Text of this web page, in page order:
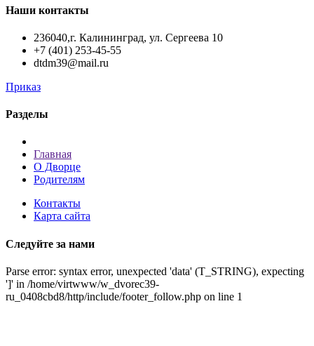
Наши контакты
236040,г. Калининград, ул. Сергеева 10
+7 (401) 253-45-55
dtdm39@mail.ru
Приказ
Разделы
Главная
О Дворце
Родителям
Контакты
Карта сайта
Следуйте за нами
Parse error: syntax error, unexpected 'data' (T_STRING), expecting
']' in /home/virtwww/w_dvorec39-
ru_0408cbd8/http/include/footer_follow.php on line 1